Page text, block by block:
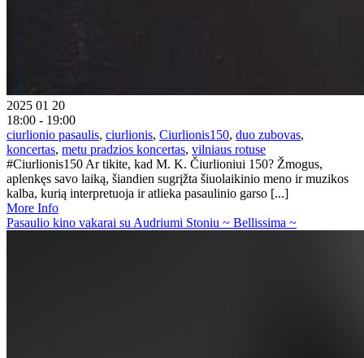
2025 01 20
18:00 - 19:00
ciurlionio pasaulis, ciurlionis, Ciurlionis150, duo zubovas,
koncertas, metu pradzios koncertas, vilniaus rotuse
#Ciurlionis150 Ar tikite, kad M. K. Čiurlioniui 150? Žmogus,
aplenkęs savo laiką, šiandien sugrįžta šiuolaikinio meno ir muzikos
kalba, kurią interpretuoja ir atlieka pasaulinio garso [...]
More Info
Pasaulio kino vakarai su Audriumi Stoniu ~ Bellissima ~